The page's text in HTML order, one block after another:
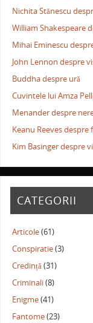
Nichita Stănescu
William Shakespeare
Mihai Eminescu
John Lennon despre
Buddha despre ură
Cuvintele lui Amza
Menander despre
Keanu Reeves despre
Kim Basinger despre
CATEGORII
Articole(61)
Conspiratie(3)
Credință(31)
Criminali(8)
Enigme(41)
Fantome(23)